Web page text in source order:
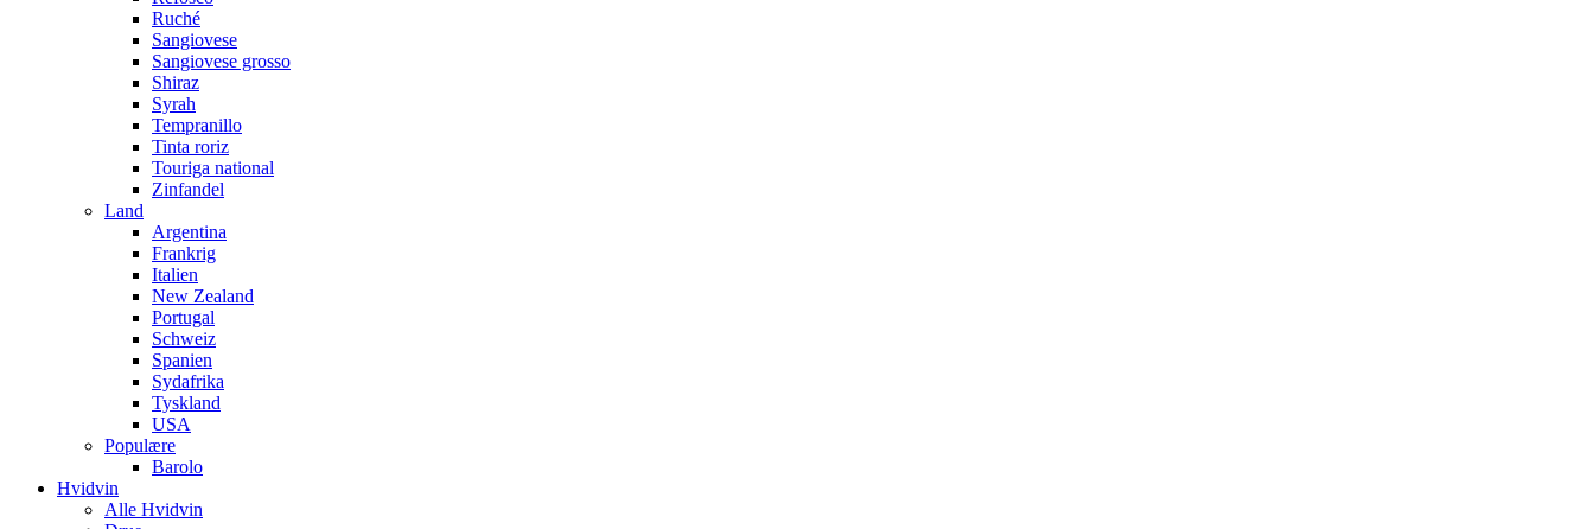
Ruché
Sangiovese
Sangiovese grosso
Shiraz
Syrah
Tempranillo
Tinta roriz
Touriga national
Zinfandel
Land
Argentina
Frankrig
Italien
New Zealand
Portugal
Schweiz
Spanien
Sydafrika
Tyskland
USA
Populære
Barolo
Hvidvin
Alle Hvidvin